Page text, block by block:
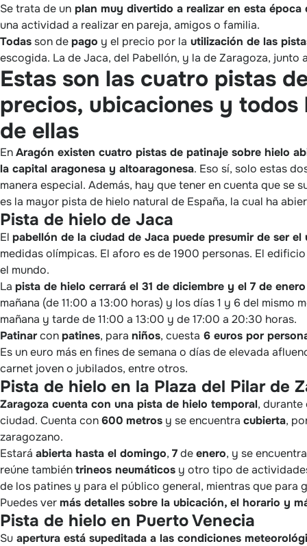
Se trata de un plan muy divertido a realizar en esta
una actividad a realizar en pareja, amigos o familia.
Todas son depago y el precio por la utilización de las
escogida. La de Jaca, del Pabellón, y la de Zaragoza, junto
Estas son las cuatro pistas
precios, ubicaciones y
de ellas
EnAragón existen cuatro pistas de patinaje sobre hielo
la capital aragonesa y altoaragonesa. Eso sí, solo estas
manera especial. Además, hay que tener en cuenta que se
es la mayor pista de hielo natural de España, la cual ha
Pista de hielo de Jaca
El pabellón de la ciudad de Jaca puede presumir de ser
medidas olímpicas. El aforo es de 1900 personas. El
el mundo.
La pista de hielo cerrará el 31 de diciembre y el 7 de
mañana (de 11:00 a 13:00 horas) y los días 1 y 6 del
mañana y tarde de 11:00 a 13:00 y de 17:00 a 20:30 horas.
Patinarconpatines, para niños, cuesta 6 euros por
Es un euro más en fines de semana o días de elevada
carnet joven o jubilados, entre otros.
Pista de hielo en la Plaza del Pilar de
Zaragoza cuenta con una pista de hielo temporal,
ciudad. Cuenta con600 metros y se encuentra cubierta,
zaragozano.
Estará abierta hasta el domingo, 7deenero, y se
reúne tambiéntrineos neumáticos y otro tipo de
de los patines y para el público general, mientras que para
Puedes vermás detalles sobre la ubicación, el horario y
Pista de hielo en Puerto Venecia
Su apertura está supeditada a las condiciones